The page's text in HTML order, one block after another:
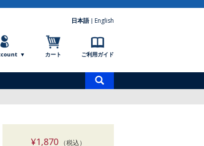
日本語 English
カート ご利用ガイド
索
¥1,870（税込）